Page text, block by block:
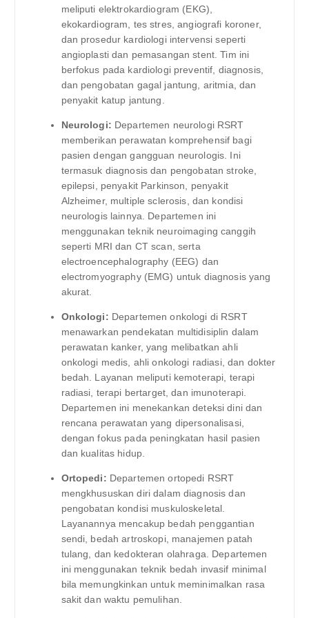
meliputi elektrokardiogram (EKG),
ekokardiogram, tes stres, angiografi koroner,
dan prosedur kardiologi intervensi seperti
angioplasti dan pemasangan stent. Tim ini
berfokus pada kardiologi preventif, diagnosis,
dan pengobatan gagal jantung, aritmia, dan
penyakit katup jantung.
Neurologi: Departemen neurologi RSRT
memberikan perawatan komprehensif bagi
pasien dengan gangguan neurologis. Ini
termasuk diagnosis dan pengobatan stroke,
epilepsi, penyakit Parkinson, penyakit
Alzheimer, multiple sclerosis, dan kondisi
neurologis lainnya. Departemen ini
menggunakan teknik neuroimaging canggih
seperti MRI dan CT scan, serta
electroencephalography (EEG) dan
electromyography (EMG) untuk diagnosis yang
akurat.
Onkologi: Departemen onkologi di RSRT
menawarkan pendekatan multidisiplin dalam
perawatan kanker, yang melibatkan ahli
onkologi medis, ahli onkologi radiasi, dan dokter
bedah. Layanan meliputi kemoterapi, terapi
radiasi, terapi bertarget, dan imunoterapi.
Departemen ini menekankan deteksi dini dan
rencana perawatan yang dipersonalisasi,
dengan fokus pada peningkatan hasil pasien
dan kualitas hidup.
Ortopedi: Departemen ortopedi RSRT
mengkhususkan diri dalam diagnosis dan
pengobatan kondisi muskuloskeletal.
Layanannya mencakup bedah penggantian
sendi, bedah artroskopi, manajemen patah
tulang, dan kedokteran olahraga. Departemen
ini menggunakan teknik bedah invasif minimal
bila memungkinkan untuk meminimalkan rasa
sakit dan waktu pemulihan.